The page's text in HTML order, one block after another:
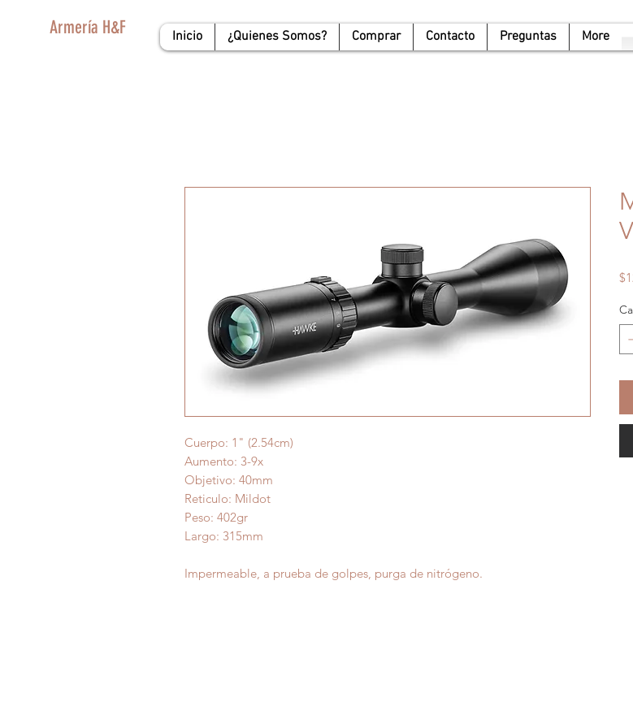
Armería H&F Inicio ¿Quienes Somos? Comprar Contacto Preguntas More
Cuerpo: 1" (2.54cm)
Aumento: 3-9x
Objetivo: 40mm
Reticulo: Mildot
Peso: 402gr
Largo: 315mm
Impermeable, a prueba de golpes, purga de nitrógeno.